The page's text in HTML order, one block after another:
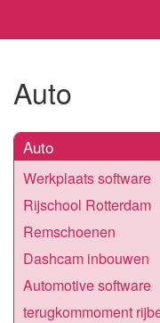
Auto
Auto
Werkplaats software
Rijschool Rotterdam
Remschoenen
Dashcam inbouwen
Automotive software
terugkommoment